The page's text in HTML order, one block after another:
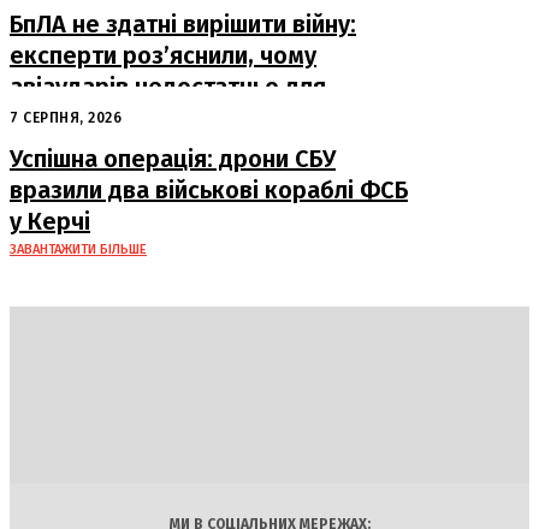
БпЛА не здатні вирішити війну:
експерти роз’яснили, чому
авіаударів недостатньо для
досягнення миру
7 СЕРПНЯ, 2026
Успішна операція: дрони СБУ
вразили два військові кораблі ФСБ
у Керчі
ЗАВАНТАЖИТИ БІЛЬШЕ
МИ В СОЦІАЛЬНИХ МЕРЕЖАХ: